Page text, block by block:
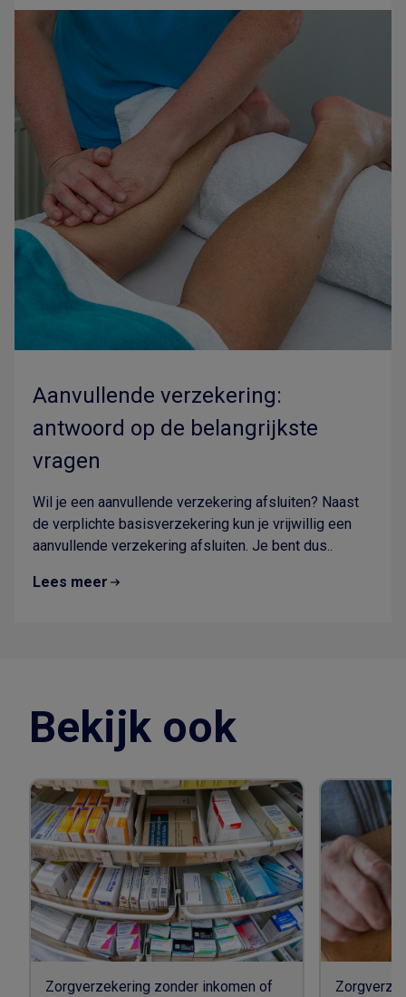
Aanvullende verzekering:
antwoord op de belangrijkste
vragen
Wil je een aanvullende verzekering afsluiten? Naast
de verplichte basisverzekering kun je vrijwillig een
aanvullende verzekering afsluiten. Je bent dus..
Lees meer
Bekijk ook
Zorgverzekering zonder inkomen of